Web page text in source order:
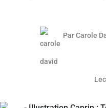
Article réservé aux
ParCarole